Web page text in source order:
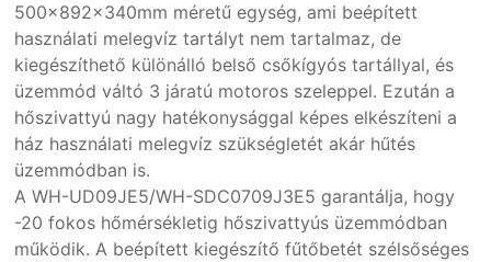
500x892x340mm méretű egység, ami beépített
használati melegvíz tartályt nem tartalmaz, de
kiegészíthető különálló belső csőkígyós tartállyal, és
üzemmód váltó 3 járatú motoros szeleppel. Ezután a
hőszivattyú nagy hatékonysággal képes elkészíteni a
ház használati melegvíz szükségletét akár hűtés
üzemmódban is.
A WH-UD09JE5/WH-SDC0709J3E5 garantálja, hogy
-20 fokos hőmérsékletig hőszivattyús üzemmódban
működik. A beépített kiegészítő fűtőbetét szélsőséges